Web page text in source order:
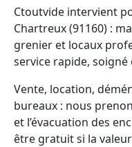
Ctoutvide intervient
Chartreux (91160) :
grenier et locaux
service rapide,
Vente, location,
bureaux : nous
et l’évacuation des
être gratuit si la